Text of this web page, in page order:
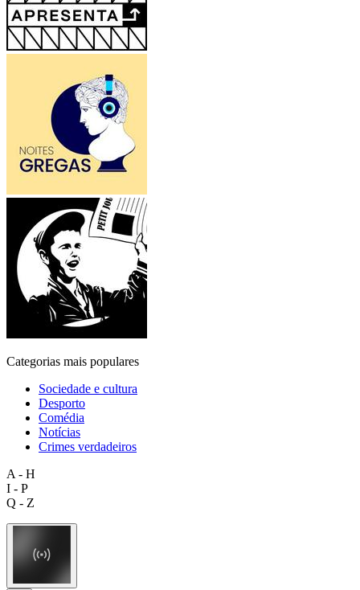
Categorias mais populares
Sociedade e cultura
Desporto
Comédia
Notícias
Crimes verdadeiros
A - H
I - P
Q - Z